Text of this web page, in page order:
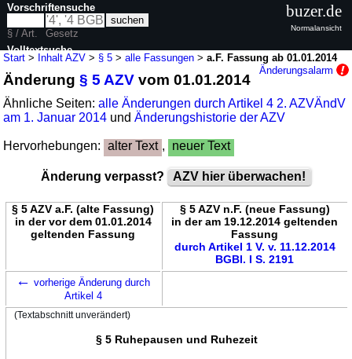
Start > Inhalt AZV > § 5 >alle Fassungen >a.F. Fassung ab 01.01.2014
Änderungsalarm
Änderung§ 5 AZV vom 01.01.2014
Ähnliche Seiten:alle Änderungen durch Artikel 4 2. AZVÄndV
am 1. Januar 2014 undÄnderungshistorie der AZV
Hervorhebungen: alter Text , neuer Text
Änderung verpasst? AZV hier überwachen!
§ 5 AZV a.F. (alte Fassung)
in der vor dem 01.01.2014
geltenden Fassung
§ 5 AZV n.F. (neue Fassung)
in der am 19.12.2014 geltenden
Fassung
durch Artikel 1 V. v. 11.12.2014
BGBl. I S. 2191
← vorherige Änderung durch
Artikel 4
(Textabschnitt unverändert)
§ 5 Ruhepausen und Ruhezeit
Vorschriftensuche
§ / Art.
Gesetz
Volltextsuche
nur in AZV
buzer.de
Normalansicht